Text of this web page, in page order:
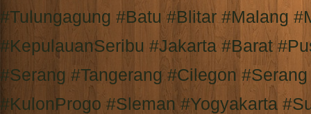
#Tulungagung #Batu #Blitar #Malang
#KepulauanSeribu #Jakarta #Barat
#Serang #Tangerang #Cilegon
#KulonProgo #Sleman #Yogyakarta